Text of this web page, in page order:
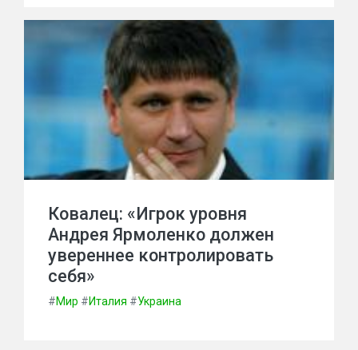
Ковалец: «Игрок уровня
Андрея Ярмоленко должен
увереннее контролировать
себя»
#Мир #Италия #Украина